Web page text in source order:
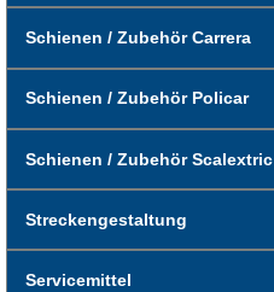
Schienen / Zubehör Carrera
Schienen / Zubehör Policar
Schienen / Zubehör Scalextric
Streckengestaltung
Servicemittel